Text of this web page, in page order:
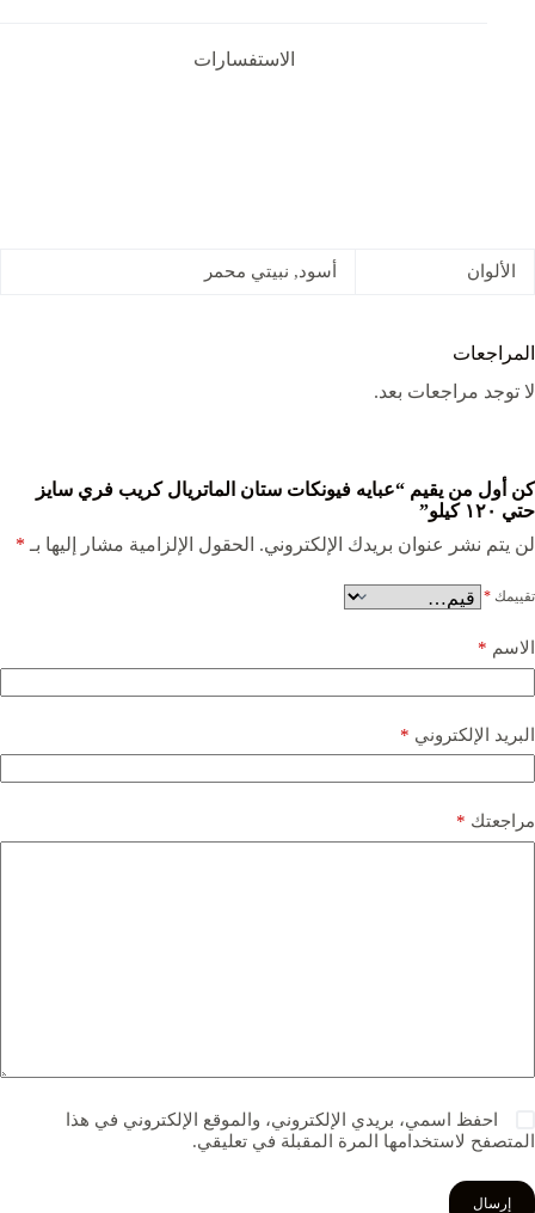
الاستفسارات
الألوان أسود, نبيتي محمر
المراجعات
لا توجد مراجعات بعد.
كن أول من يقيم “عبايه فيونكات ستان الماتريال كريب فري سايز
حتي ١٢٠ كيلو”
لن يتم نشر عنوان بريدك الإلكتروني. الحقول الإلزامية مشار إليها بـ *
تقييمك *
الاسم *
البريد الإلكتروني *
مراجعتك *
احفظ اسمي، بريدي الإلكتروني، والموقع الإلكتروني في هذا
المتصفح لاستخدامها المرة المقبلة في تعليقي.
إرسال